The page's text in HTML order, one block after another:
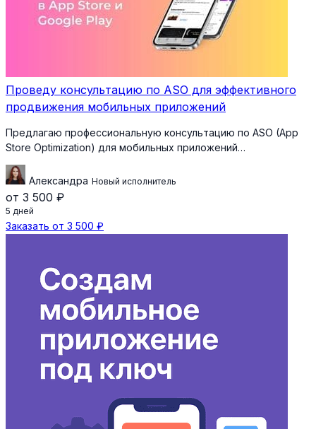
Проведу консультацию по ASO для эффективного
продвижения мобильных приложений
Предлагаю профессиональную консультацию по ASO (App
Store Optimization) для мобильных приложений…
Александра Новый исполнитель
от 3 500 ₽
5 дней
Заказать от 3 500 ₽